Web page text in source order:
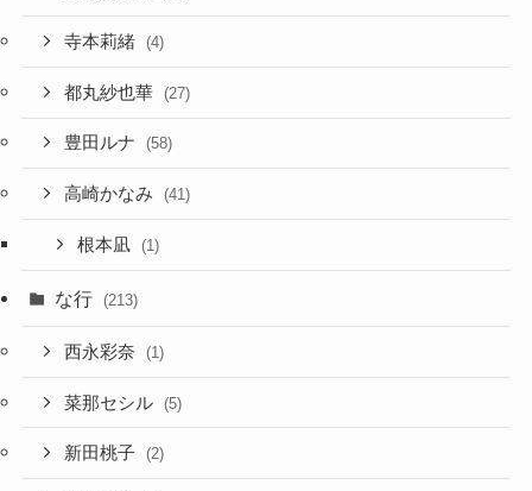
寺本莉緒 (4)
都丸紗也華 (27)
豊田ルナ (58)
高崎かなみ (41)
根本凪 (1)
な行 (213)
西永彩奈 (1)
菜那セシル (5)
新田桃子 (2)